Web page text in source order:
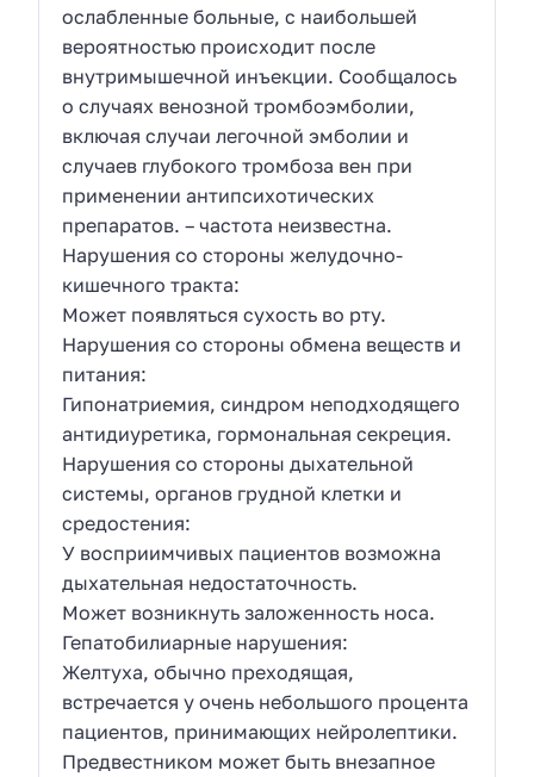
ослабленные больные, с наибольшей
вероятностью происходит после
внутримышечной инъекции. Сообщалось
о случаях венозной тромбоэмболии,
включая случаи легочной эмболии и
случаев глубокого тромбоза вен при
применении антипсихотических
препаратов. – частота неизвестна.
Нарушения со стороны желудочно-
кишечного тракта:
Может появляться сухость во рту.
Нарушения со стороны обмена веществ и
питания:
Гипонатриемия, синдром неподходящего
антидиуретика, гормональная секреция.
Нарушения со стороны дыхательной
системы, органов грудной клетки и
средостения:
У восприимчивых пациентов возможна
дыхательная недостаточность.
Может возникнуть заложенность носа.
Гепатобилиарные нарушения:
Желтуха, обычно преходящая,
встречается у очень небольшого процента
пациентов, принимающих нейролептики.
Предвестником может быть внезапное